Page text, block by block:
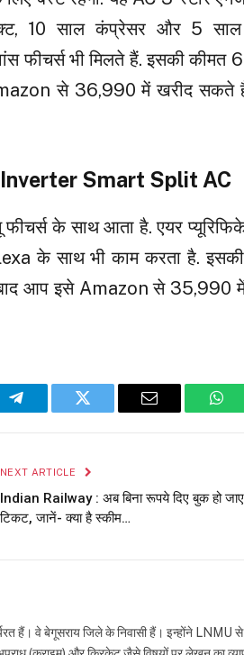
10 साल कंप्रेसर और 5 साल
फीचर्स भी मिलते हैं. इसकी कीमत
से ₹36,990 में खरीद सकते
Smart Split AC
के साथ आता है. एयर
के साथ भी काम करता है.
आप इसे Amazon से ₹35,990
Telegram Twitter Email
NEXT ARTICLE
Indian Railway : अब बिना रूपये दिए बुक हो
टिकट, जानें- क्या है स्कीम…
हैं। वे बेगूसराय जिले के निवासी हैं। इन्होंने LNMU